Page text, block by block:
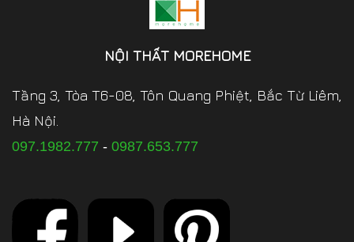
NỘI THẤT MOREHOME
Tầng 3, Tòa T6-08, Tôn Quang Phiệt, Bắc Từ Liêm,
Hà Nội.
097.1982.777 - 0987.653.777